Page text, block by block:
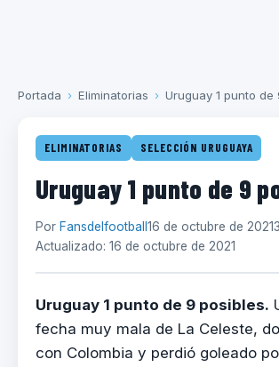
Portada › Eliminatorias › Uruguay 1 punto de
ELIMINATORIAS SELECCIÓN URUGUAYA
Uruguay 1 punto de 9
Por Fansdelfootball 16 de octubre de 2021
Actualizado: 16 de octubre de 2021
Uruguay 1 punto de 9 posibles.
fecha muy mala de La Celeste,
con Colombia y perdió goleado